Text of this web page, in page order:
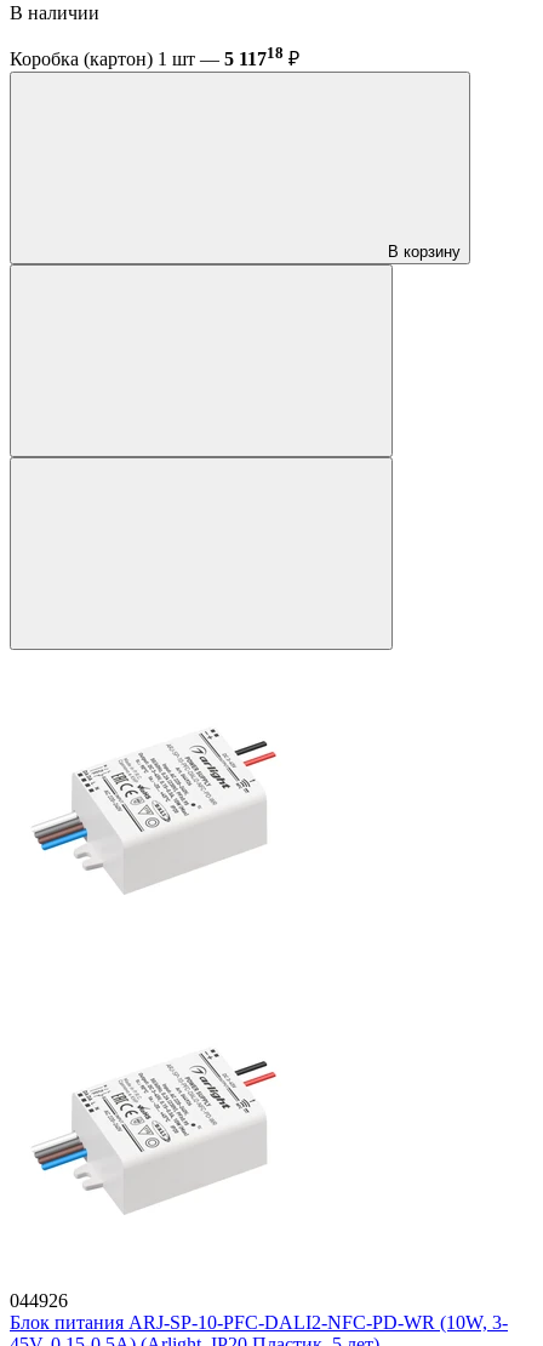
В наличии
Коробка (картон) 1 шт — 5 11718 ₽
В корзину
044926
Блок питания ARJ-SP-10-PFC-DALI2-NFC-PD-WR (10W, 3-